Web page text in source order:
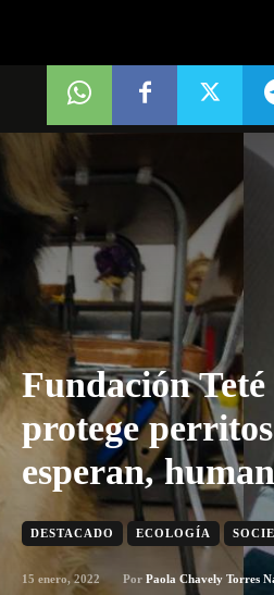
Fundación
protege
esperan,
DESTACADO ECOLOGÍA
15 enero, 2022 Por Paola Chavely Torres